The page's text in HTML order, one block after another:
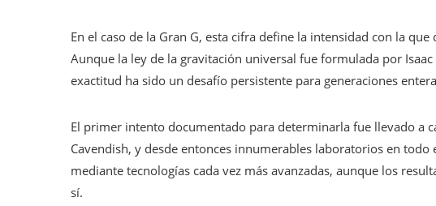
En el caso de la Gran G, esta cifra define la intensidad con la
Aunque la ley de la gravitación universal fue formulada por
exactitud ha sido un desafío persistente para generaciones
El primer intento documentado para determinarla fue llevado a
Cavendish, y desde entonces innumerables laboratorios en
mediante tecnologías cada vez más avanzadas, aunque los
sí.